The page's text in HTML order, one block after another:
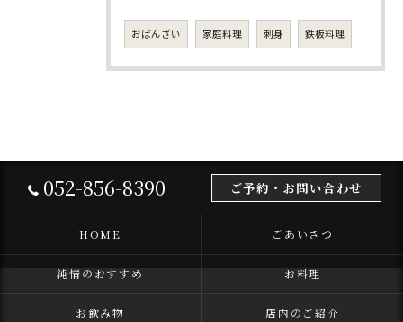
おばんざい 家庭料理 刺身 鉄板料理
052-856-8390 ご予約・お問い合わせ
HOME ごあいさつ
純情のおすすめ お料理
お飲み物 店内のご紹介